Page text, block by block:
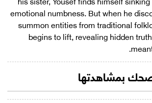
emotional numbness. But when he
summon entities from traditional
begins to lift, revealing hidden
بمشاهدتها